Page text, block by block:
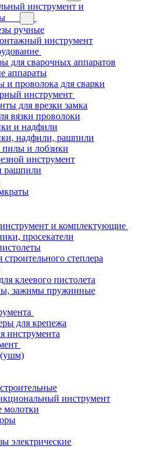
инструмент и
ручные
инструмент
для сварочных аппаратов
аппараты
и проволока для сварки
инструмент
для врезки замка
вязки проволоки
и надфили
надфили, рашпили
и лобзики
инструмент
рашпили
и комплектующие
просекатели
степлера
клеевого пистолета
зажимы пружинные
для крепежа
инструмента
(ушм)
инструмент
молотки
электрические